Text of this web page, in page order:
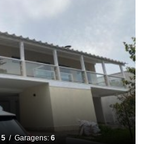
5/ Garagens: 6